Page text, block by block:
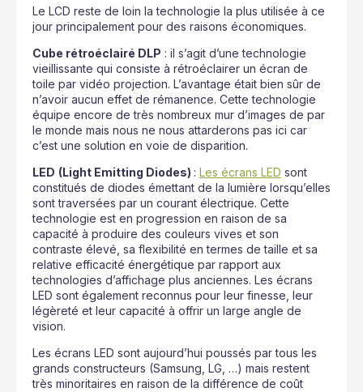
Le LCD reste de loin la technologie la plus utilisée à ce
jour principalement pour des raisons économiques.
Cube rétroéclairé DLP : il s’agit d’une technologie
vieillissante qui consiste à rétroéclairer un écran de
toile par vidéo projection. L’avantage était bien sûr de
n’avoir aucun effet de rémanence. Cette technologie
équipe encore de très nombreux mur d’images de par
le monde mais nous ne nous attarderons pas ici car
c’est une solution en voie de disparition.
LED (Light Emitting Diodes) : Les écrans LED sont
constitués de diodes émettant de la lumière lorsqu’elles
sont traversées par un courant électrique. Cette
technologie est en progression en raison de sa
capacité à produire des couleurs vives et son
contraste élevé, sa flexibilité en termes de taille et sa
relative efficacité énergétique par rapport aux
technologies d’affichage plus anciennes. Les écrans
LED sont également reconnus pour leur finesse, leur
légèreté et leur capacité à offrir un large angle de
vision.
Les écrans LED sont aujourd’hui poussés par tous les
grands constructeurs (Samsung, LG, …) mais restent
très minoritaires en raison de la différence de coût